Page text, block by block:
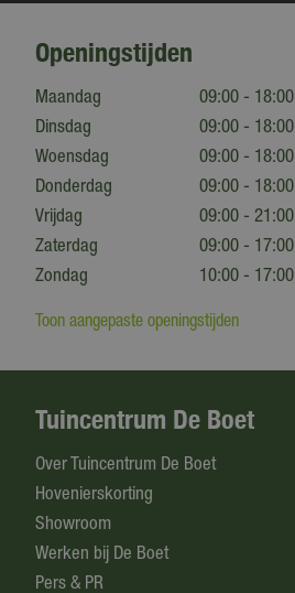
Openingstijden
Maandag
09:00 - 18:00
Dinsdag
09:00 - 18:00
Woensdag
09:00 - 18:00
Donderdag
09:00 - 18:00
Vrijdag
09:00 - 21:00
Zaterdag
09:00 - 17:00
Zondag
10:00 - 17:00
Toon aangepaste openingstijden
Tuincentrum De Boet
Over Tuincentrum De Boet
Hovenierskorting
Showroom
Werken bij De Boet
Pers & PR